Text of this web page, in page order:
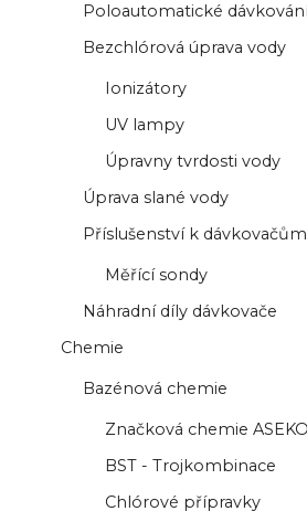
Poloautomatické
Bezchlórová úprava vody
Ionizátory
UV lampy
Úpravny tvrdosti vody
Úprava slané vody
Příslušenství k dávkovačům
Měřící sondy
Náhradní díly dávkovače
Chemie
Bazénová chemie
Značková chemie ASEKO
BST - Trojkombinace
Chlórové přípravky